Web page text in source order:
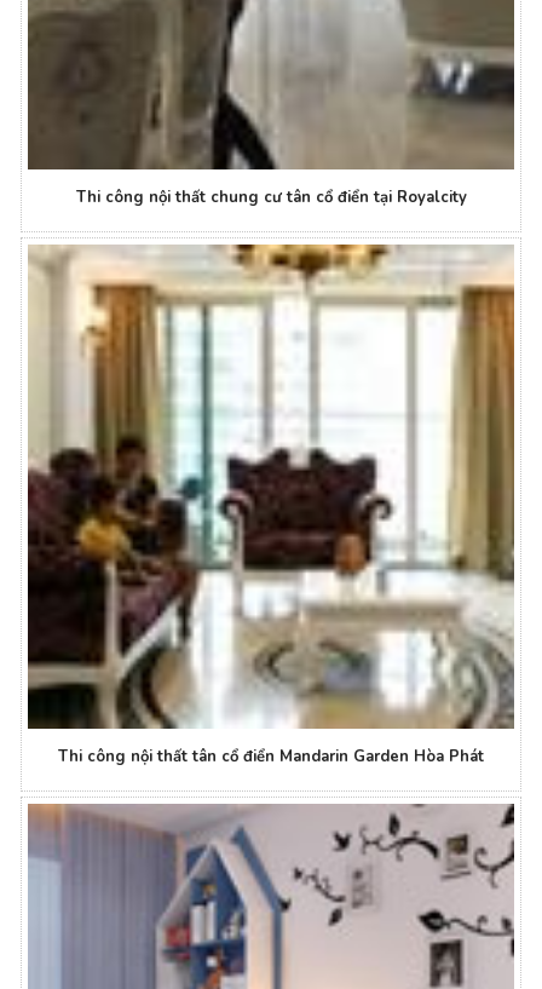
Thi công nội thất chung cư tân cổ điển tại Royalcity
Thi công nội thất tân cổ điển Mandarin Garden Hòa Phát